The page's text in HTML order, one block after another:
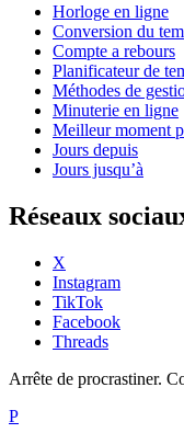
Horloge en ligne
Conversion du
Compte a rebours
Planificateur de
Méthodes de
Minuterie en ligne
Meilleur moment
Jours depuis
Jours jusqu’à
Réseaux
X
Instagram
TikTok
Facebook
Threads
Arrête de procrastiner.
P